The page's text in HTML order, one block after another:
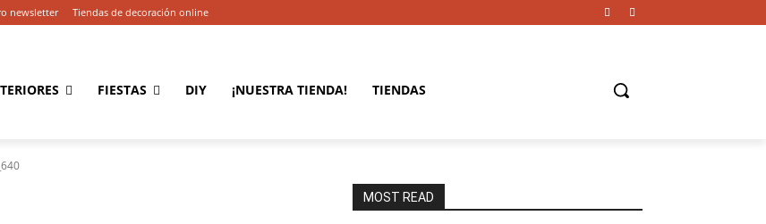
newsletter Tiendas de decoración online
FIESTAS DIY ¡NUESTRA TIENDA! TIENDAS
MOST READ